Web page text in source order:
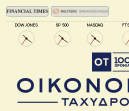
DOW JONES SP 500 NASDAQ